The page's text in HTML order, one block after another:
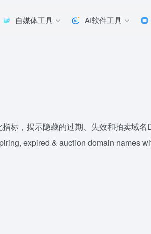
自媒体工具 AI软件工具
标，揭示隐藏的过期、失效和拍卖域名
expired & auction domain names